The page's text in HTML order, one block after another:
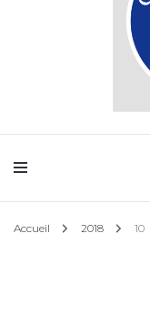
50ème Unité Reine Astrid
Accueil 2018 10